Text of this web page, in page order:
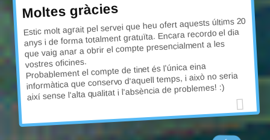
Moltes gràcies
Estic molt agrait pel servei que heu ofert aquests últims 20
anys i de forma totalment gratuïta. Encara recordo el dia
que vaig anar a obrir el compte presencialment a les
vostres oficines.
Probablement el compte de tinet és l'única eina
informàtica que conservo d'aquell temps, i això no seria
així sense l'alta qualitat i l'absència de problemes! :)